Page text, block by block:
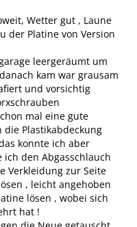
Wetter gut , Laune
der Platine von Version
leergeräumt um
kam war grausam
und vorsichtig
mal eine gute
Plastikabdeckung
konnte ich aber
ich den Abgasschlauch
Verkleidung zur Seite
, leicht angehoben
lösen , wobei sich
hat !